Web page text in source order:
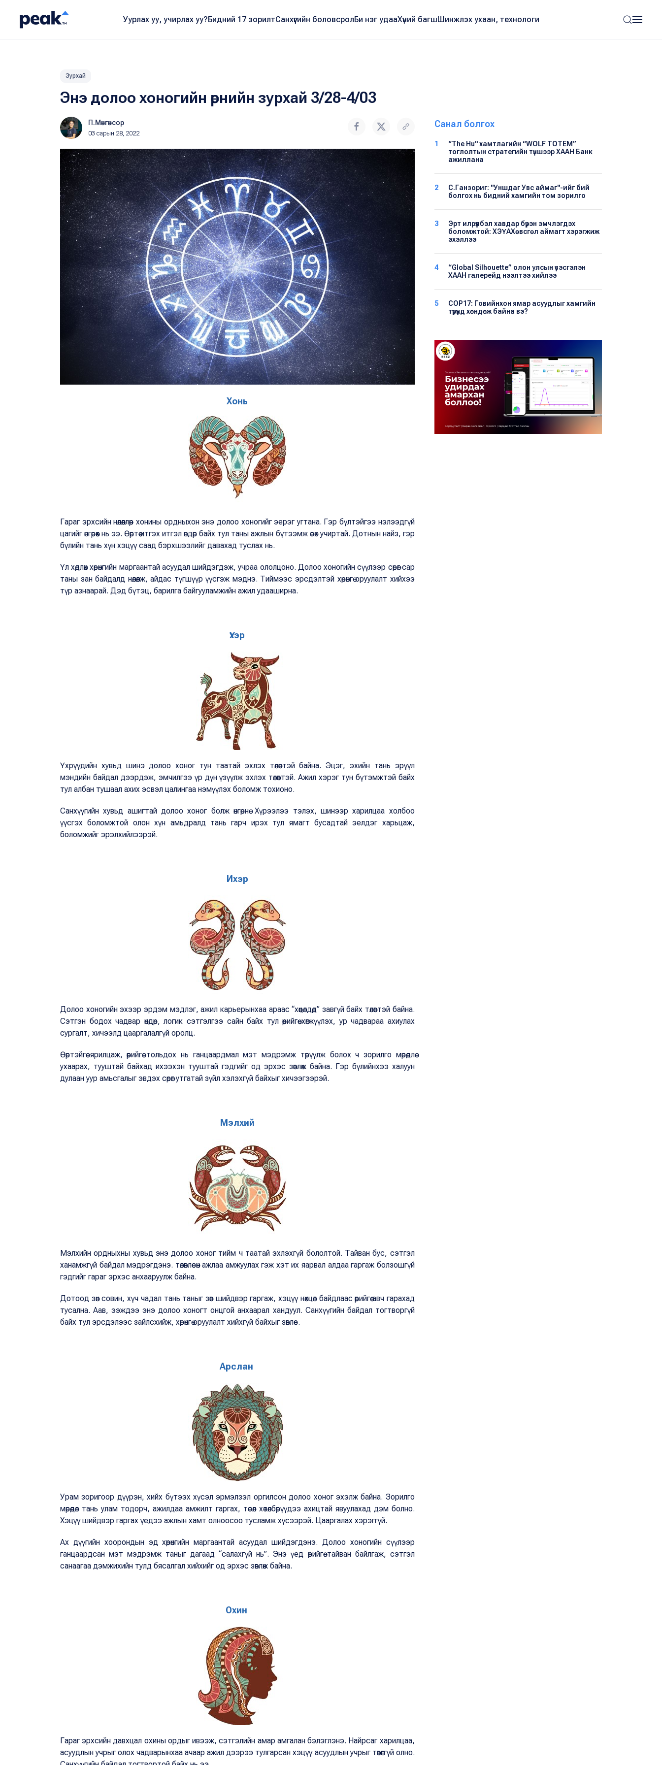
Уурлах уу, учирлах уу?Бидний 17 зорилтСанхүүгийн боловсролБи нэг удааХүний багшШинжлэх ухаан, технологи
Зурхай
Энэ долоо хоногийн өрнийн зурхай 3/28-4/03
П.Мөнгөнсор
03 сарын 28, 2022
Хонь
Гараг эрхсийн нөлөөллөөр хонины ордныхон энэ долоо хоногийг эерэг угтана. Гэр бүлтэйгээ нэлээдгүй
цагийг өнгөрөөх нь ээ. Өөртөө итгэх итгэл өндөр байх тул таны ажлын бүтээмж өсөх учиртай. Дотнын найз, гэр
бүлийн тань хүн хэцүү саад бэрхшээлийг давахад туслах нь.
Үл хөдлөх хөрөнгийн маргаантай асуудал шийдэгдэж, учраа ололцоно. Долоо хоногийн сүүлээр сөрөг сар
таны зан байдалд нөлөөлж, айдас түгшүүр үүсгэж мэднэ. Тиймээс эрсдэлтэй хөрөнгө оруулалт хийхээ
түр азнаарай. Дэд бүтэц, барилга байгууламжийн ажил удааширна.
Үхэр
Үхрүүдийн хувьд шинэ долоо хоног тун таатай эхлэх төлөвтэй байна. Эцэг, эхийн тань эрүүл
мэндийн байдал дээрдэж, эмчилгээ үр дүн үзүүлж эхлэх төлөвтэй. Ажил хэрэг тун бүтэмжтэй байх
тул албан тушаал ахих эсвэл цалингаа нэмүүлэх боломж тохионо.
Санхүүгийн хувьд ашигтай долоо хоног болж өнгөрнө. Хүрээлээ тэлэх, шинээр харилцаа холбоо
үүсгэх боломжтой олон хүн амьдралд тань гарч ирэх тул ямагт бусадтай эелдэг харьцаж,
боломжийг эрэлхийлээрэй.
Ихэр
Долоо хоногийн эхээр эрдэм мэдлэг, ажил карьерынхаа араас “хөөцөлдөөд” завгүй байх төлөвтэй байна.
Сэтгэн бодох чадвар өндөр, логик сэтгэлгээ сайн байх тул өөрийгөө хөгжүүлэх, ур чадвараа ахиулах
сургалт, хичээлд цааргалалгүй оролц.
Өөртэйгөө ярилцаж, өөрийгөө тольдох нь ганцаардмал мэт мэдрэмж төрүүлж болох ч зорилго мөрөөдлөө
ухаарах, тууштай байхад ихээхэн тууштай гэдгийг од эрхэс зөвлөж байна. Гэр бүлийнхээ халуун
дулаан уур амьсгалыг эвдэх сөрөг утгатай зүйл хэлэхгүй байхыг хичээгээрэй.
Мэлхий
Мэлхийн ордныхны хувьд энэ долоо хоног тийм ч таатай эхлэхгүй бололтой. Тайван бус, сэтгэл
ханамжгүй байдал мэдрэгдэнэ. төлөвлөсөн ажлаа амжуулах гэж хэт их яарвал алдаа гаргаж болзошгүй
гэдгийг гараг эрхэс анхааруулж байна.
Дотоод зөн совин, хүч чадал тань таныг зөв шийдвэр гаргаж, хэцүү нөхцөл байдлаас өөрийгөө авч гарахад
тусална. Аав, ээждээ энэ долоо хоногт онцгой анхаарал хандуул. Санхүүгийн байдал тогтворгүй
байх тул эрсдэлээс зайлсхийж, хөрөнгө оруулалт хийхгүй байхыг зөвлөе.
Арслан
Урам зоригоор дүүрэн, хийх бүтээх хүсэл эрмэлзэл оргилсон долоо хоног эхэлж байна. Зорилго
мөрөөдөл тань улам тодорч, ажилдаа амжилт гаргах, төсөл хөтөлбөрүүдээ ахицтай явуулахад дэм болно.
Хэцүү шийдвэр гаргах үедээ ажлын хамт олноосоо тусламж хүсээрэй. Цааргалах хэрэггүй.
Ах дүүгийн хоорондын эд хөрөнгийн маргаантай асуудал шийдэгдэнэ. Долоо хоногийн сүүлээр
ганцаардсан мэт мэдрэмж таныг дагаад “салахгүй нь”. Энэ үед өөрийгөө тайван байлгаж, сэтгэл
санаагаа дэмжихийн тулд бясалгал хийхийг од эрхэс зөвлөж байна.
Охин
Гараг эрхсийн давхцал охины ордыг ивээж, сэтгэлийн амар амгалан бэлэглэнэ. Найрсаг харилцаа,
асуудлын учрыг олох чадварынхаа ачаар ажил дээрээ тулгарсан хэцүү асуудлын учрыг төвөггүй олно.
Санал болгох
1
“The Hu" хамтлагийн “WOLF TOTEM”
тоглолтын стратегийн түншээр ХААН Банк
ажиллана
2
С.Ганзориг: "Уншдаг Увс аймаг"-ийг бий
болгох нь бидний хамгийн том зорилго
3
Эрт илрүүлбэл хавдар бүрэн эмчлэгдэх
боломжтой: ХЭҮА​Хөвсгөл аймагт хэрэгжиж
эхэллээ
4
“Global Silhouette” олон улсын үзэсгэлэн
ХААН галерейд нээлтээ хийлээ
5
COP17: Говийнхон ямар асуудлыг хамгийн
түрүүнд хөндөж байна вэ?